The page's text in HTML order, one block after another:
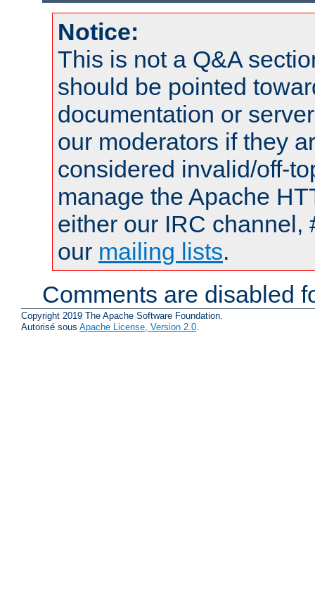
Notice:
This is not a Q&A
should be pointed
documentation or
our moderators if they
considered invalid/off-
manage the Apache
either our IRC channel,
our mailing lists.
Comments are disabled
Copyright 2019 The Apache Software Foundation.
Autorisé sous Apache License, Version 2.0.